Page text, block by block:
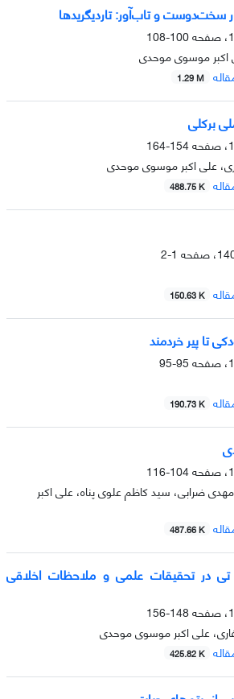
سخت‌دوست و تاب‌آور: تاردیگریدها
100-108
اکبر موسوی موحدی
1.29 M
برکلی
154-164
علی اکبر موسوی موحدی
488.75 K
1-2
150.63 K
تا پیر خردمند
95-95
190.73 K
104-116
ضرابی، سید کاظم علوی پناه، علی اکبر
487.66 K
در تحقیقات علمی و ملاحظات اخلاقی
148-156
علی اکبر موسوی موحدی
425.82 K